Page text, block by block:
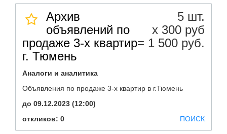
Архив
объявлений по
продаже 3-х квартир
г. Тюмень
5 шт.
х 300 руб
= 1 500 руб.
Аналоги и аналитика
Объявления по продаже 3-х квартир в г.Тюмень
до 09.12.2023 (12:00)
откликов: 0
ПОИСК